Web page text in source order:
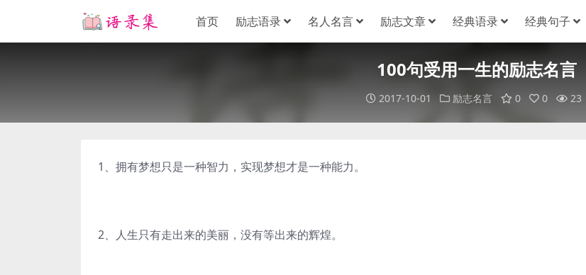
首页 励志语录 名人名言 励志文章 经典语录 经典句子
100句受用一生的励志名言
2017-10-01 励志名言 0 0 23
1、拥有梦想只是一种智力，实现梦想才是一种能力。
2、人生只有走出来的美丽，没有等出来的辉煌。